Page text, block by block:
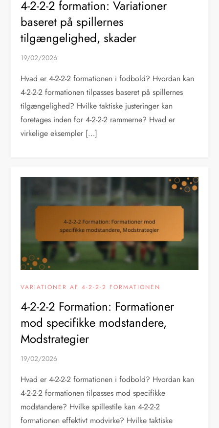
4-2-2-2 formation: Variationer
baseret på spillernes
tilgængelighed, skader
19/02/2026
Hvad er 4-2-2-2 formationen i fodbold? Hvordan kan
4-2-2-2 formationen tilpasses baseret på spillernes
tilgængelighed? Hvilke taktiske justeringer kan
foretages inden for 4-2-2-2 rammerne? Hvad er
virkelige eksempler […]
VARIATIONER AF 4-2-2-2 FORMATIONEN
4-2-2-2 Formation: Formationer
mod specifikke modstandere,
Modstrategier
19/02/2026
Hvad er 4-2-2-2 formationen i fodbold? Hvordan kan
4-2-2-2 formationen tilpasses mod specifikke
modstandere? Hvilke spillestile kan 4-2-2-2
formationen effektivt modvirke? Hvilke taktiske